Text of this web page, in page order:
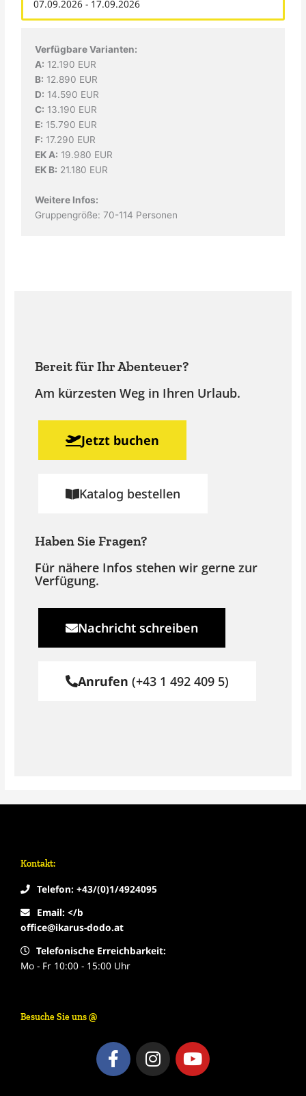
Verfügbare Varianten:
A: 12.190 EUR
B: 12.890 EUR
D: 14.590 EUR
C: 13.190 EUR
E: 15.790 EUR
F: 17.290 EUR
EK A: 19.980 EUR
EK B: 21.180 EUR
Weitere Infos:
Gruppengröße: 70-114 Personen
Bereit für Ihr Abenteuer?
Am kürzesten Weg in Ihren Urlaub.
Jetzt buchen
Katalog bestellen
Haben Sie Fragen?
Für nähere Infos stehen wir gerne zur
Verfügung.
Nachricht schreiben
Anrufen (+43 1 492 409 5)
Kontakt:
Telefon: +43/(0)1/4924095
Email: </b
office@ikarus-dodo.at
Telefonische Erreichbarkeit:
Mo - Fr 10:00 - 15:00 Uhr
Besuche Sie uns @
F
a
I
n
Y
o